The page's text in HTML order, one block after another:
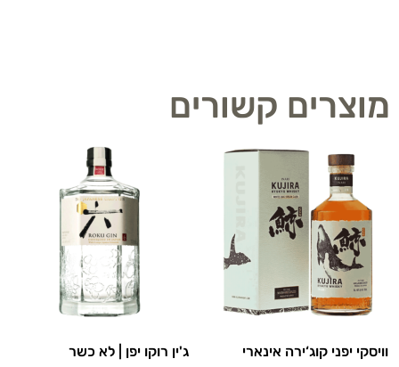
מוצרים קשורים
וויסקי יפני קוג‘ירה אינארי ג'ין רוקו יפן | לא כשר